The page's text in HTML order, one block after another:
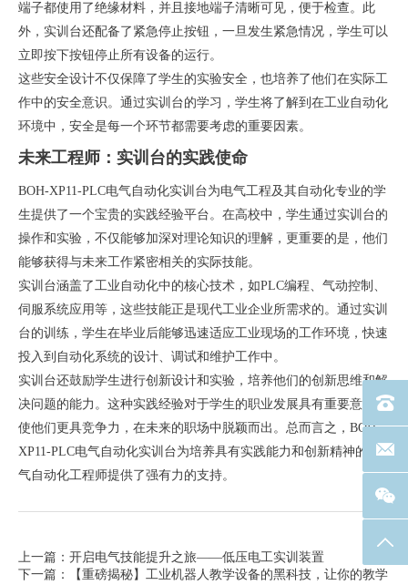
端子都使用了绝缘材料，并且接地端子清晰可见，便于检查。此
外，实训台还配备了紧急停止按钮，一旦发生紧急情况，学生可以
立即按下按钮停止所有设备的运行。
这些安全设计不仅保障了学生的实验安全，也培养了他们在实际工
作中的安全意识。通过实训台的学习，学生将了解到在工业自动化
环境中，安全是每一个环节都需要考虑的重要因素。
未来工程师：实训台的实践使命
BOH-XP11-PLC电气自动化实训台为电气工程及其自动化专业的学
生提供了一个宝贵的实践经验平台。在高校中，学生通过实训台的
操作和实验，不仅能够加深对理论知识的理解，更重要的是，他们
能够获得与未来工作紧密相关的实际技能。
实训台涵盖了工业自动化中的核心技术，如PLC编程、气动控制、
伺服系统应用等，这些技能正是现代工业企业所需求的。通过实训
台的训练，学生在毕业后能够迅速适应工业现场的工作环境，快速
投入到自动化系统的设计、调试和维护工作中。
实训台还鼓励学生进行创新设计和实验，培养他们的创新思维和解
决问题的能力。这种实践经验对于学生的职业发展具有重要意义，
使他们更具竞争力，在未来的职场中脱颖而出。总而言之，BOH-
XP11-PLC电气自动化实训台为培养具有实践能力和创新精神的电
气自动化工程师提供了强有力的支持。
上一篇：开启电气技能提升之旅——低压电工实训装置
下一篇：【重磅揭秘】工业机器人教学设备的黑科技，让你的教学
电话
联系
返回